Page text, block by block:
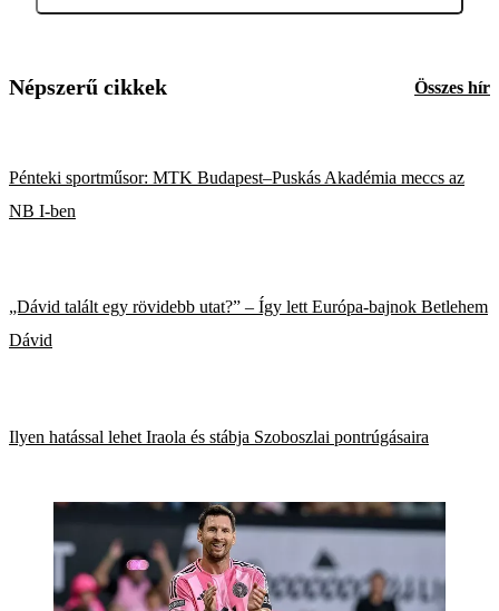
Népszerű cikkek Összes hír
Pénteki sportműsor: MTK Budapest–Puskás Akadémia meccs az
NB I-ben
„Dávid talált egy rövidebb utat?” – Így lett Európa-bajnok Betlehem
Dávid
Ilyen hatással lehet Iraola és stábja Szoboszlai pontrúgásaira